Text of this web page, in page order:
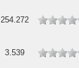
254.272
3.539